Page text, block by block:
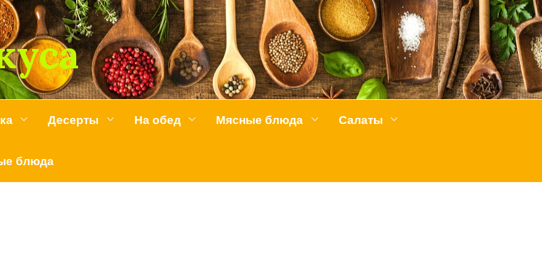
Десерты На обед Мясные блюда Салаты
блюда